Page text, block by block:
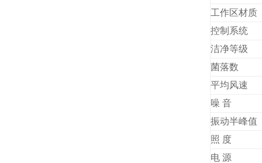
工作区材质
控制系统
洁净等级
菌落数
平均风速
噪
振动半峰值
照 度
电 源